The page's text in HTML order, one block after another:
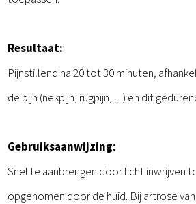
Resultaat:
Pijnstillend na 20 tot 30 minuten,
de pijn (nekpijn, rugpijn,…) en dit
Gebruiksaanwijzing:
Snel te aanbrengen door licht inwrijven
opgenomen door de huid. Bij artrose